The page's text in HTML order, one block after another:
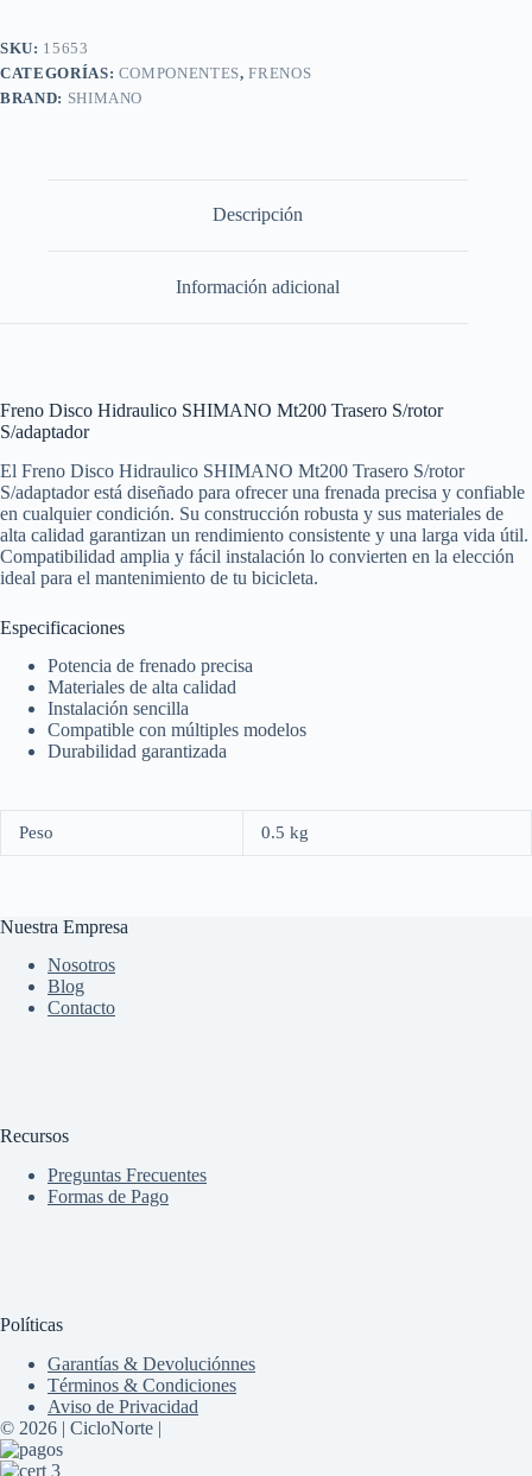
SKU: 15653
CATEGORÍAS: COMPONENTES,FRENOS
BRAND: SHIMANO
Descripción
Información adicional
Freno Disco Hidraulico SHIMANO Mt200 Trasero S/rotor
S/adaptador
El Freno Disco Hidraulico SHIMANO Mt200 Trasero S/rotor
S/adaptador está diseñado para ofrecer una frenada precisa y confiable
en cualquier condición. Su construcción robusta y sus materiales de
alta calidad garantizan un rendimiento consistente y una larga vida útil.
Compatibilidad amplia y fácil instalación lo convierten en la elección
ideal para el mantenimiento de tu bicicleta.
Especificaciones
Potencia de frenado precisa
Materiales de alta calidad
Instalación sencilla
Compatible con múltiples modelos
Durabilidad garantizada
Peso 0.5 kg
Nuestra Empresa
Nosotros
Blog
Contacto
Recursos
Preguntas Frecuentes
Formas de Pago
Políticas
Garantías & Devoluciónnes
Términos & Condiciones
Aviso de Privacidad
© 2026 | CicloNorte |